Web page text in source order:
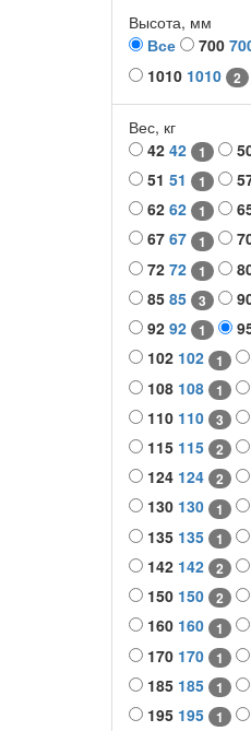
Высота, мм
Все
700
1010 1010 2
Вес, кг
42 42 1
51 51 1
62 62 1
67 67 1
72 72 1
85 85 3
92 92 1
102 102 1
108 108 1
110 110 3
115 115 2
124 124 2
130 130 1
135 135 1
142 142 2
150 150 2
160 160 1
170 170 1
185 185 1
195 195 1